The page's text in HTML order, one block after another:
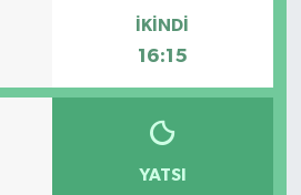
İKINDI
16:15
YATSI